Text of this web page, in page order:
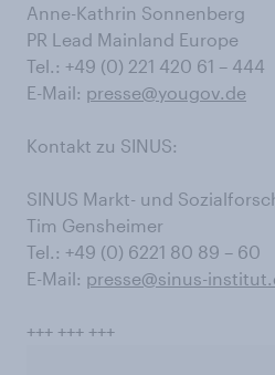
Anne-Kathrin Sonnenberg
PR Lead Mainland Europe
Tel.: +49 (0) 221 420 61 – 444
E-Mail: presse@yougov.de
Kontakt zu SINUS:
SINUS Markt- und
Tim Gensheimer
Tel.: +49 (0) 6221 80 89 – 60
E-Mail: presse@sinus-
+++ +++ +++